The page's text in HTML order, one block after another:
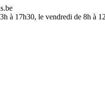
à 17h30, le vendredi de 8h à